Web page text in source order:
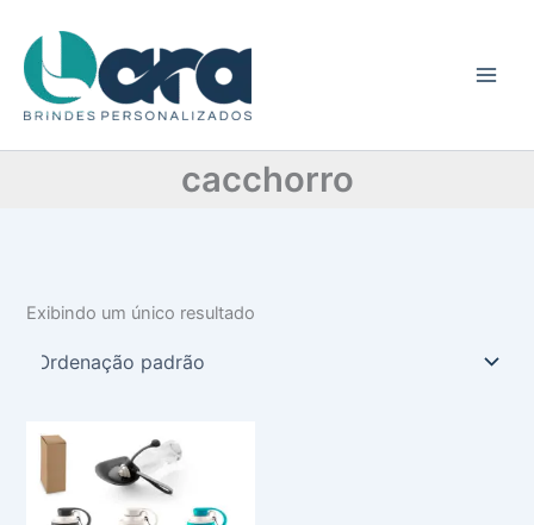
para
conteúdo
cacchorro
t
e
r
Exibindo um único resultado